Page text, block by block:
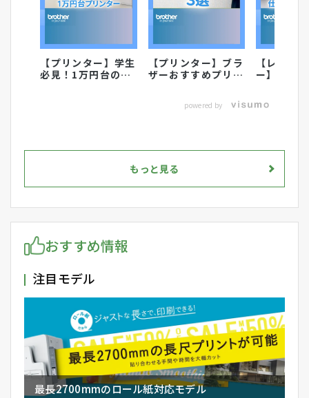
【プリンター】学生
必見！1万円台の神
【プリンター】ブラ
ザーおすすめプリン
【レーザ
ー】仕事
powered by
もっと見る
おすすめ情報
注目モデル
最長2700mmのロール紙対応モデル